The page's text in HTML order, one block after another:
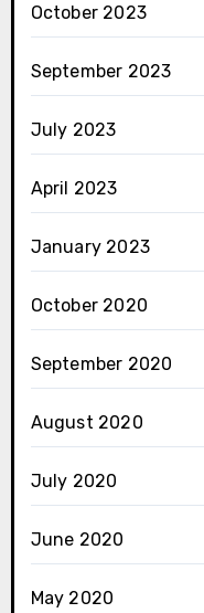
October 2023
September 2023
July 2023
April 2023
January 2023
October 2020
September 2020
August 2020
July 2020
June 2020
May 2020